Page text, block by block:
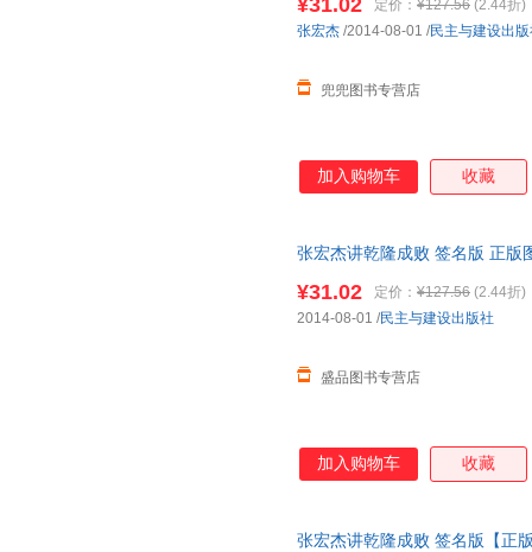
¥31.02 定价： ¥127.56 (2.44折)
兜兜图书专营店
张宏杰 /2014-08-01 /民主与建设出
加入购物车 收藏
张宏杰讲乾隆成败 签名版 正版
¥31.02 定价： ¥127.56 (2.44折)
盛品图书专营店
2014-08-01 /民主与建设出版社
加入购物车 收藏
张宏杰讲乾隆成败 签名版【正